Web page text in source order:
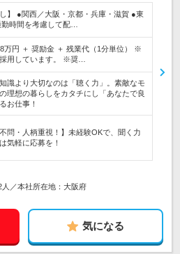
】 ●関西／大阪・京都・兵庫・滋賀 ●東
時間を考慮して配…
万円 ＋ 奨励金 ＋ 残業代（1分単位） ※
用しています。 ※奨…
識より大切なのは「聴く力」。素敵なモ
理想の暮らしをカタチにし「あなたで良
お仕事！
問・人柄重視！】未経験OKで、聞く力
気軽に応募を！
／本社所在地：大阪府
気になる